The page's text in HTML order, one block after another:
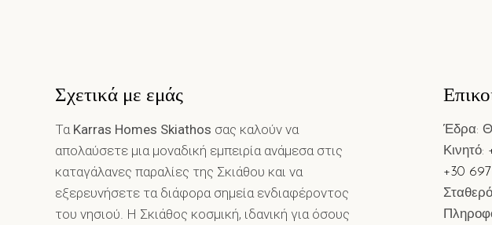
Σχετικά με εμάς
Τα Karras Homes Skiathos σας καλούν να
απολαύσετε μια μοναδική εμπειρία ανάμεσα στις
καταγάλανες παραλίες της Σκιάθου και να
εξερευνήσετε τα διάφορα σημεία ενδιαφέροντος
του νησιού. Η Σκιάθος κοσμική, ιδανική για όσους
Έδρα:
Κινητό:
+30